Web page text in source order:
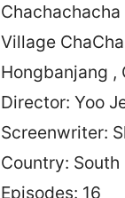
Chachachacha
Village
Hongbanjang ,
Director: Yoo
Screenwriter:
Country: South
Episodes: 16